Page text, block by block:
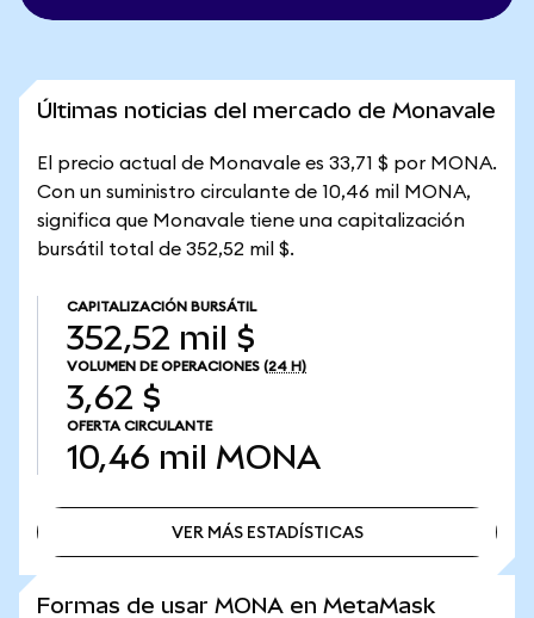
Últimas noticias del mercado de Monavale
El precio actual de Monavale es 33,71 $ por MONA.
Con un suministro circulante de 10,46 mil MONA,
significa que Monavale tiene una capitalización
bursátil total de 352,52 mil $.
CAPITALIZACIÓN BURSÁTIL
352,52 mil $
VOLUMEN DE OPERACIONES (24 H)
3,62 $
OFERTA CIRCULANTE
10,46 mil MONA
VER MÁS ESTADÍSTICAS
Formas de usar MONA en MetaMask